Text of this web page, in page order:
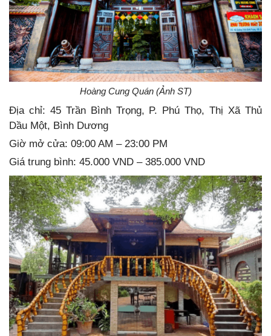
Hoàng Cung Quán (Ảnh ST)
Địa chỉ: 45 Trần Bình Trọng, P. Phú Thọ, Thị Xã Thủ
Dầu Một, Bình Dương
Giờ mở cửa: 09:00 AM – 23:00 PM
Giá trung bình: 45.000 VND – 385.000 VND